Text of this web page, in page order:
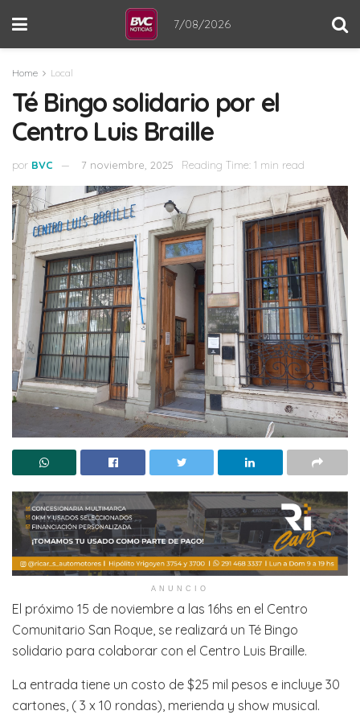
7/08/2026
Home Local
Té Bingo solidario por el
Centro Luis Braille
por BVC 7 noviembre, 2025 Reading Time: 1 min read
ANUNCIO
El próximo 15 de noviembre a las 16hs en el Centro
Comunitario San Roque, se realizará un Té Bingo
solidario para colaborar con el Centro Luis Braille.
La entrada tiene un costo de $25 mil pesos e incluye 30
cartones, ( 3 x 10 rondas), merienda y show musical.